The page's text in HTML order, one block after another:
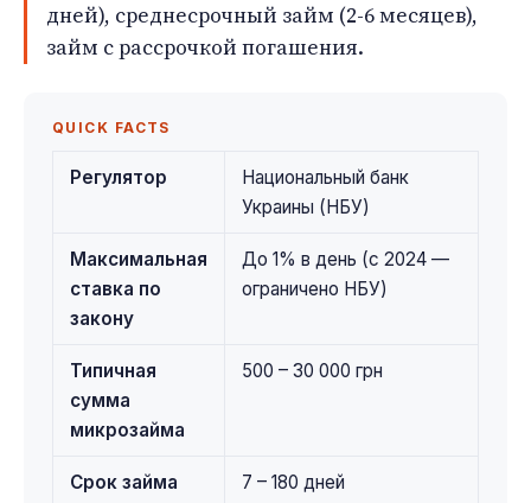
дней), среднесрочный займ (2-6 месяцев),
займ с рассрочкой погашения.
QUICK FACTS
Регулятор
Национальный банк
Украины (НБУ)
Максимальная
ставка по
закону
До 1% в день (с 2024 —
ограничено НБУ)
Типичная
сумма
микрозайма
500 – 30 000 грн
Срок займа 7 – 180 дней